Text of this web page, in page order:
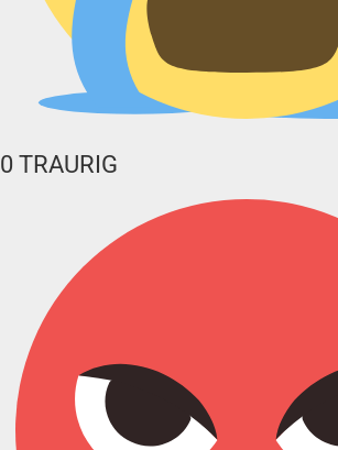
0 TRAURIG